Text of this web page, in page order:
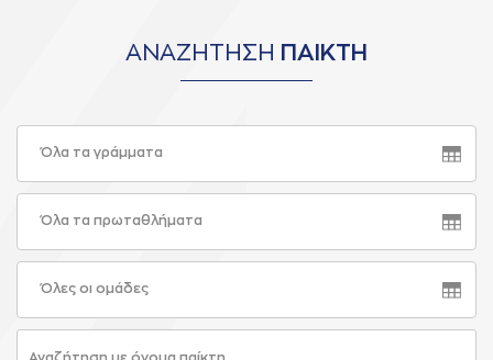
ΑΝΑΖΗΤΗΣΗ ΠΑΙΚΤΗ
Όλα τα γράμματα
Όλα τα πρωταθλήματα
Όλες οι ομάδες